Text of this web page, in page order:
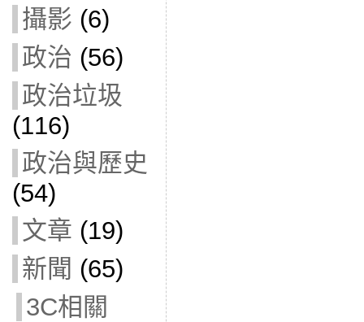
攝影 (6)
政治 (56)
政治垃圾
(116)
政治與歷史
(54)
文章 (19)
新聞 (65)
3C相關